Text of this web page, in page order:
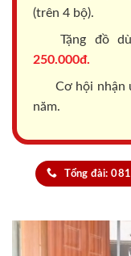
(trên 4 bộ).
Tặng đồ
250.000đ.
Cơ hội nhận
năm.
Tổng đài: